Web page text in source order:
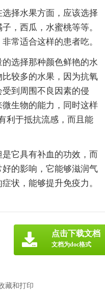
择水果方面，应该选择
，西瓜，水蜜桃等等。
常适合这样的患者吃。
选择那种颜色鲜艳的水
较多的水果，因为抗氧
到周围不良因素的侵
生物的能力，同时这样
利于抵抗流感，而且能
它具有补血的功效，而
的影响，它能够滋润气
状，能够提升免疫力。
藏和打印
点击下载文档
文档为doc格式